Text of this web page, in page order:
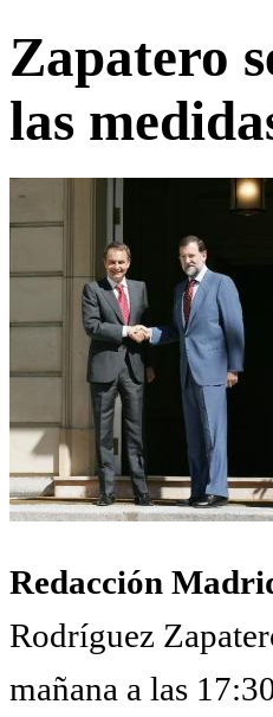
Zapatero
las
Redacción
Rodríguez
mañana a las